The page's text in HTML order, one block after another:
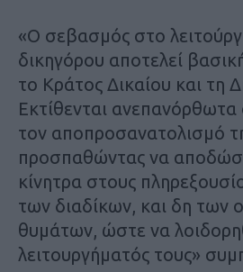
«Ο σεβασμός στο
δικηγόρου αποτελεί
το Κράτος Δικαίου και τη
Εκτίθενται ανεπανόρθωτα
τον αποπροσανατολισμό
προσπαθώντας να
κίνητρα στους
των διαδίκων, και δη των
θυμάτων, ώστε να
λειτουργήματός τους»